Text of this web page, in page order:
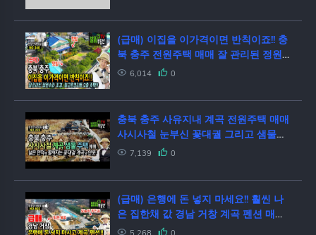
산책 공기 맑고 물 좋은 곳
(급매) 이집을 이가격이면 반칙이죠!! 충
북 충주 전원주택 매매 잘 관리된 정원
수와 조경 철근콘크리트2층 주택 충주
6,014 0
충북 충주 사유지내 계곡 전원주택 매매
사시사철 눈부신 꽃대궐 그리고 샘물과
연못 충주부동산 - 발품부동산TV
7,139 0
(급매) 은행에 돈 넣지 마세요!! 훨씬 나
은 집한채 값 경남 거창 계곡 펜션 매매
저비용 고수익에 평소 가족들 이용하다